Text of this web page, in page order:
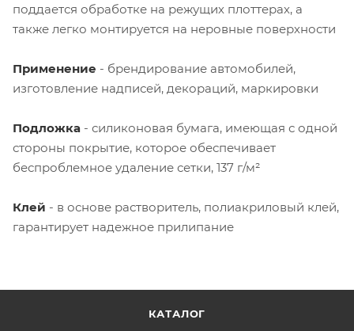
поддается обработке на режущих плоттерах, а
также легко монтируется на неровные поверхности
Применение - брендирование автомобилей,
изготовление надписей, декораций, маркировки
Подложка - силиконовая бумага, имеющая с одной
стороны покрытие, которое обеспечивает
беспроблемное удаление сетки, 137 г/м²
Клей - в основе растворитель, полиакриловый клей,
гарантирует надежное прилипание
КАТАЛОГ